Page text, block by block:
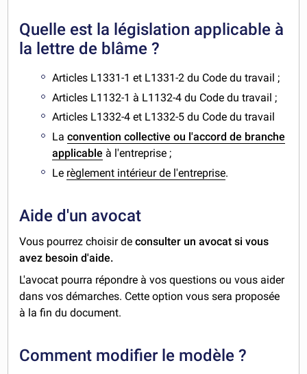
Quelle est la législation applicable à
la lettre de blâme ?
Articles L1331-1 et L1331-2 du Code du travail ;
Articles L1132-1 à L1132-4 du Code du travail ;
Articles L1332-4 et L1332-5 du Code du travail
Laconvention collective ou l'accord de branche
applicable à l'entreprise ;
Le règlement intérieur de l'entreprise.
Aide d'un avocat
Vous pourrez choisir deconsulter un avocat si vous
avez besoin d'aide.
L'avocat pourra répondre à vos questions ou vous aider
dans vos démarches. Cette option vous sera proposée
à la fin du document.
Comment modifier le modèle ?